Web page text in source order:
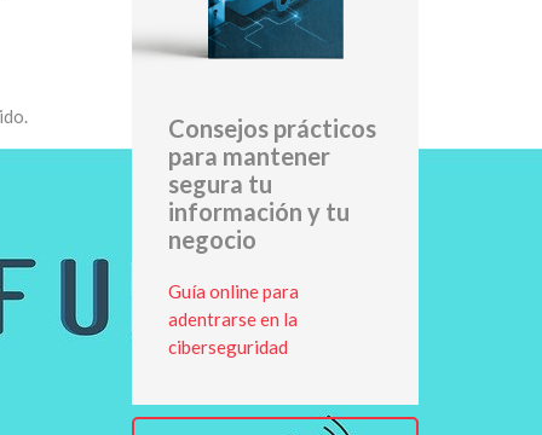
Consejos prácticos
para mantener
segura tu
información y tu
negocio
Guía online para
adentrarse en la
ciberseguridad